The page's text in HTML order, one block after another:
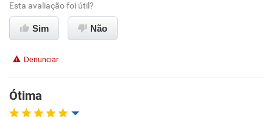
Ambiente de trabalho
Benefícios
Recomenda esta empresa
Esta avaliação foi útil?
Sim Não
Denunciar
Ótima